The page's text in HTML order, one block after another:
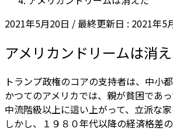
2021年5月20日 / 最終更新日 : 2021年5
アメリカンドリームは消
トランプ政権のコアの支持者は、中小
かつてのアメリカでは、親が貧困であ
中流階級以上に這い上がって、立派な
しかし、１９８０年代以降の経済格差